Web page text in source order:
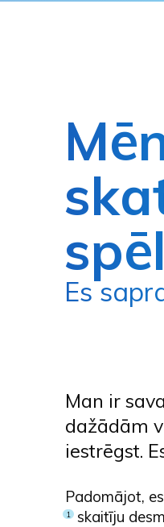
Es
Man ir
dažādām
iestrēgst.
Padomājot,
1 skaitīju